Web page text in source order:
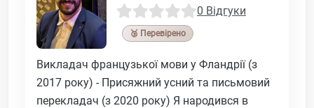
0 Відгуки
🥉 Перевірено
Викладач французької мови у Фландрії (з
2017 року) - Присяжний усний та письмовий
перекладач (з 2020 року) Я народився в